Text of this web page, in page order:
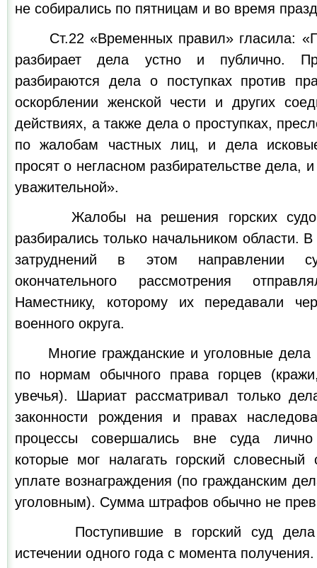
не собирались по пятницам и во время
Ст.22 «Временных правил» гласила:
разбирает дела устно и публично.
разбираются дела о поступках против
оскорблении женской чести и других
действиях, а также дела о проступках,
по жалобам частных лиц, и дела
просят о негласном разбирательстве дела,
уважительной».
Жалобы на решения горских судов
разбирались только начальником области.
затруднений в этом направлении
окончательного рассмотрения
Наместнику, которому их передавали
военного округа.
Многие гражданские и уголовные дела
по нормам обычного права горцев
увечья). Шариат рассматривал только
законности рождения и правах
процессы совершались вне суда
которые мог налагать горский
уплате вознаграждения (по гражданским
уголовным). Сумма штрафов обычно не
Поступившие в горский суд дела
истечении одного года с момента получения.